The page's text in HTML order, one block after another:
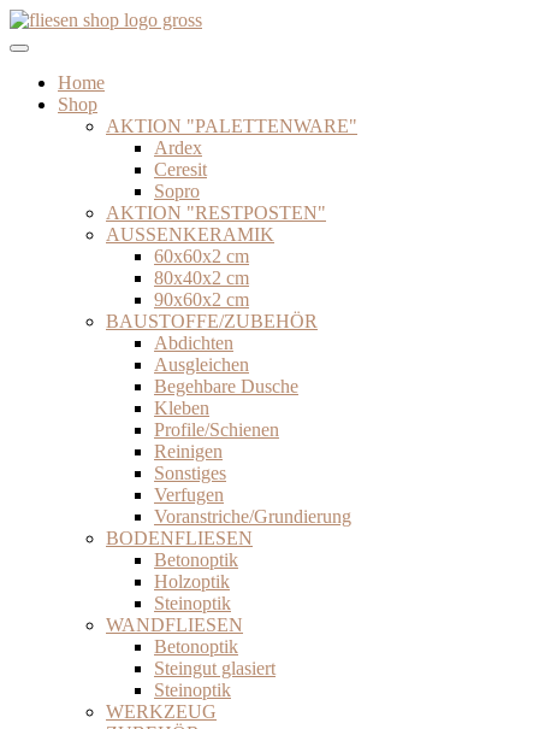
Zum
Inhalt
Home
Shop
AKTION "PALETTENWARE"
Ardex
Ceresit
Sopro
AKTION "RESTPOSTEN"
AUSSENKERAMIK
60x60x2 cm
80x40x2 cm
90x60x2 cm
BAUSTOFFE/ZUBEHÖR
Abdichten
Ausgleichen
Begehbare Dusche
Kleben
Profile/Schienen
Reinigen
Sonstiges
Verfugen
Voranstriche/Grundierung
BODENFLIESEN
Betonoptik
Holzoptik
Steinoptik
WANDFLIESEN
Betonoptik
Steingut glasiert
Steinoptik
WERKZEUG